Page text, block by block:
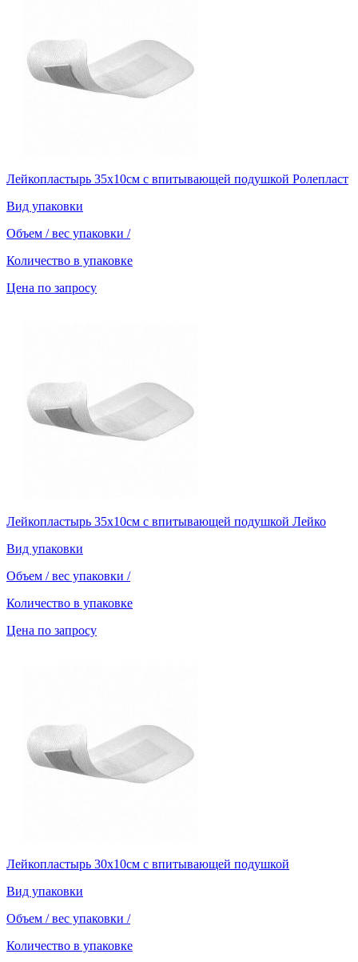
Лейкопластырь 35х10см с впитывающей подушкой Ролепласт
Вид упаковки
Объем / вес упаковки /
Количество в упаковке
Цена по запросу
Лейкопластырь 35х10см с впитывающей подушкой Лейко
Вид упаковки
Объем / вес упаковки /
Количество в упаковке
Цена по запросу
Лейкопластырь 30х10см с впитывающей подушкой
Вид упаковки
Объем / вес упаковки /
Количество в упаковке